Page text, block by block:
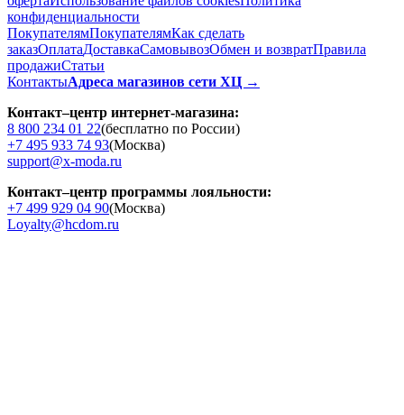
конфиденциальности
ПокупателямПокупателямКак сделать
заказОплатаДоставкаCамовывозОбмен и возвратПравила
продажиСтатьи
КонтактыАдреса магазинов сети ХЦ →
Контакт–центр интернет-магазина:
8 800 234 01 22(бесплатно по России)
+7 495 933 74 93(Москва)
support@x-moda.ru
Контакт–центр программы лояльности:
+7 499 929 04 90(Москва)
Loyalty@hcdom.ru